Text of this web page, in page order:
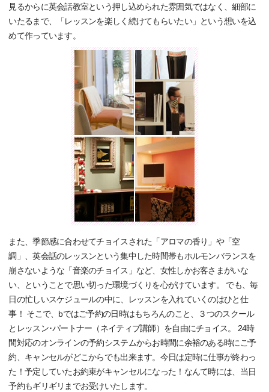
見るからに英会話教室という押し込められた雰囲気ではなく、細部に
いたるまで、「レッスンを楽しく続けてもらいたい」という想いを込
めて作っています。
また、季節感に合わせてチョイスされた「アロマの香り」や「空
調」、英会話のレッスンという集中した時間帯もホルモンバランスを
崩さないような「音楽のチョイス」など、女性しかお客さまがいな
い、ということで思い切った環境づくりを心がけています。 でも、毎
日の忙しいスケジュールの中に、レッスンを入れていくのはひと仕
事！ そこで、bではご予約の日時はもちろんのこと、３つのスクール
とレッスン･パートナー（ネイティブ講師）を自由にチョイス。 24時
間対応のオンラインの予約システムからお時間に余裕のある時にご予
約、キャンセルがどこからでも出来ます。今日は定時に仕事が終わっ
た！予定していたお約束がキャンセルになった！なんて時には、当日
予約もギリギリまでお受けいたします。